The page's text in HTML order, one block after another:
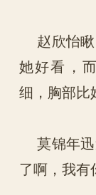
赵欣怡瞅
她好看，
细，胸部
莫锦年迅
了啊，我有